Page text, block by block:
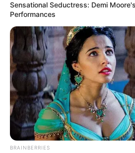
Sensational Seductress: Demi
Performances
BRAINBERRIES